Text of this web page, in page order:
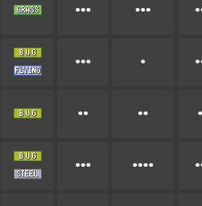
••• •••
••• •
•• ••
••• ••••